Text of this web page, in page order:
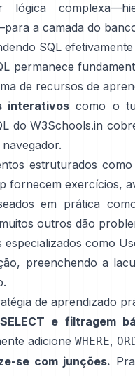
lógica
a camada do
SQL efetivamente
permanece
de recursos de
interativos como o
do W3Schools.in
estruturados
fornecem exercícios,
em prática
outros dão
especializados como
preenchendo a
de aprendizado
e filtragem
adicione WHERE,
se com junções.